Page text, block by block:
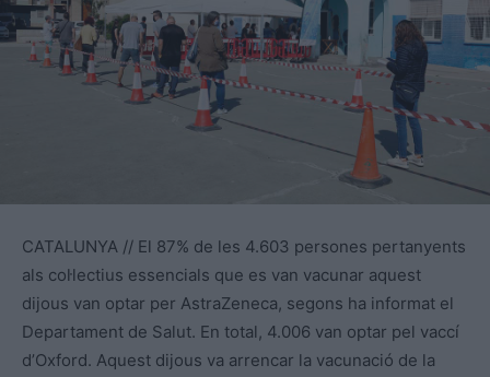
CATALUNYA // El 87% de les 4.603 persones pertanyents
als col·lectius essencials que es van vacunar aquest
dijous van optar per AstraZeneca, segons ha informat el
Departament de Salut. En total, 4.006 van optar pel vaccí
d’Oxford. Aquest dijous va arrencar la vacunació de la